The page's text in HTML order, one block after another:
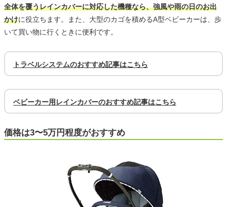
全体を覆うレインカバーに対応した機種なら、強風や雨の日のお出
かけに役立ちます。また、大型のカゴを積めるA型ベビーカーは、歩
いて買い物に行くときに便利です。
トラベルシステムのおすすめ記事はこちら
ベビーカー用レインカバーのおすすめ記事はこちら
価格は3〜5万円程度がおすすめ